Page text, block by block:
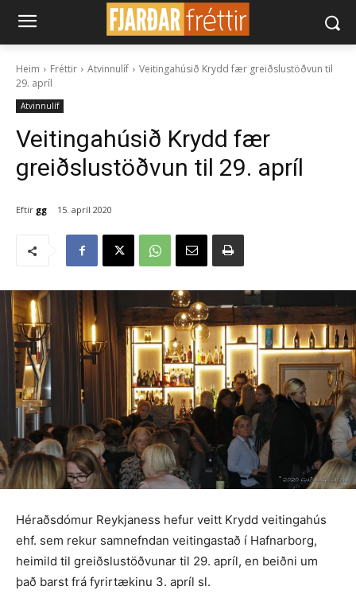
Heim Fréttir Atvinnulíf
Veitingahúsið Krydd fær greiðslustöðvun til
29. apríl
Atvinnulíf
Veitingahúsið Krydd fær
greiðslustöðvun til 29. apríl
Eftir gg 15. apríl 2020
Héraðsdómur Reykjaness hefur veitt Krydd veitingahús
ehf. sem rekur samnefndan veitingastað í Hafnarborg,
heimild til greiðslustöðvunar til 29. apríl, en beiðni um
það barst frá fyrirtækinu 3. apríl sl.